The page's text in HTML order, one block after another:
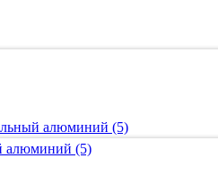
алюминий (5)
алюминий (5)